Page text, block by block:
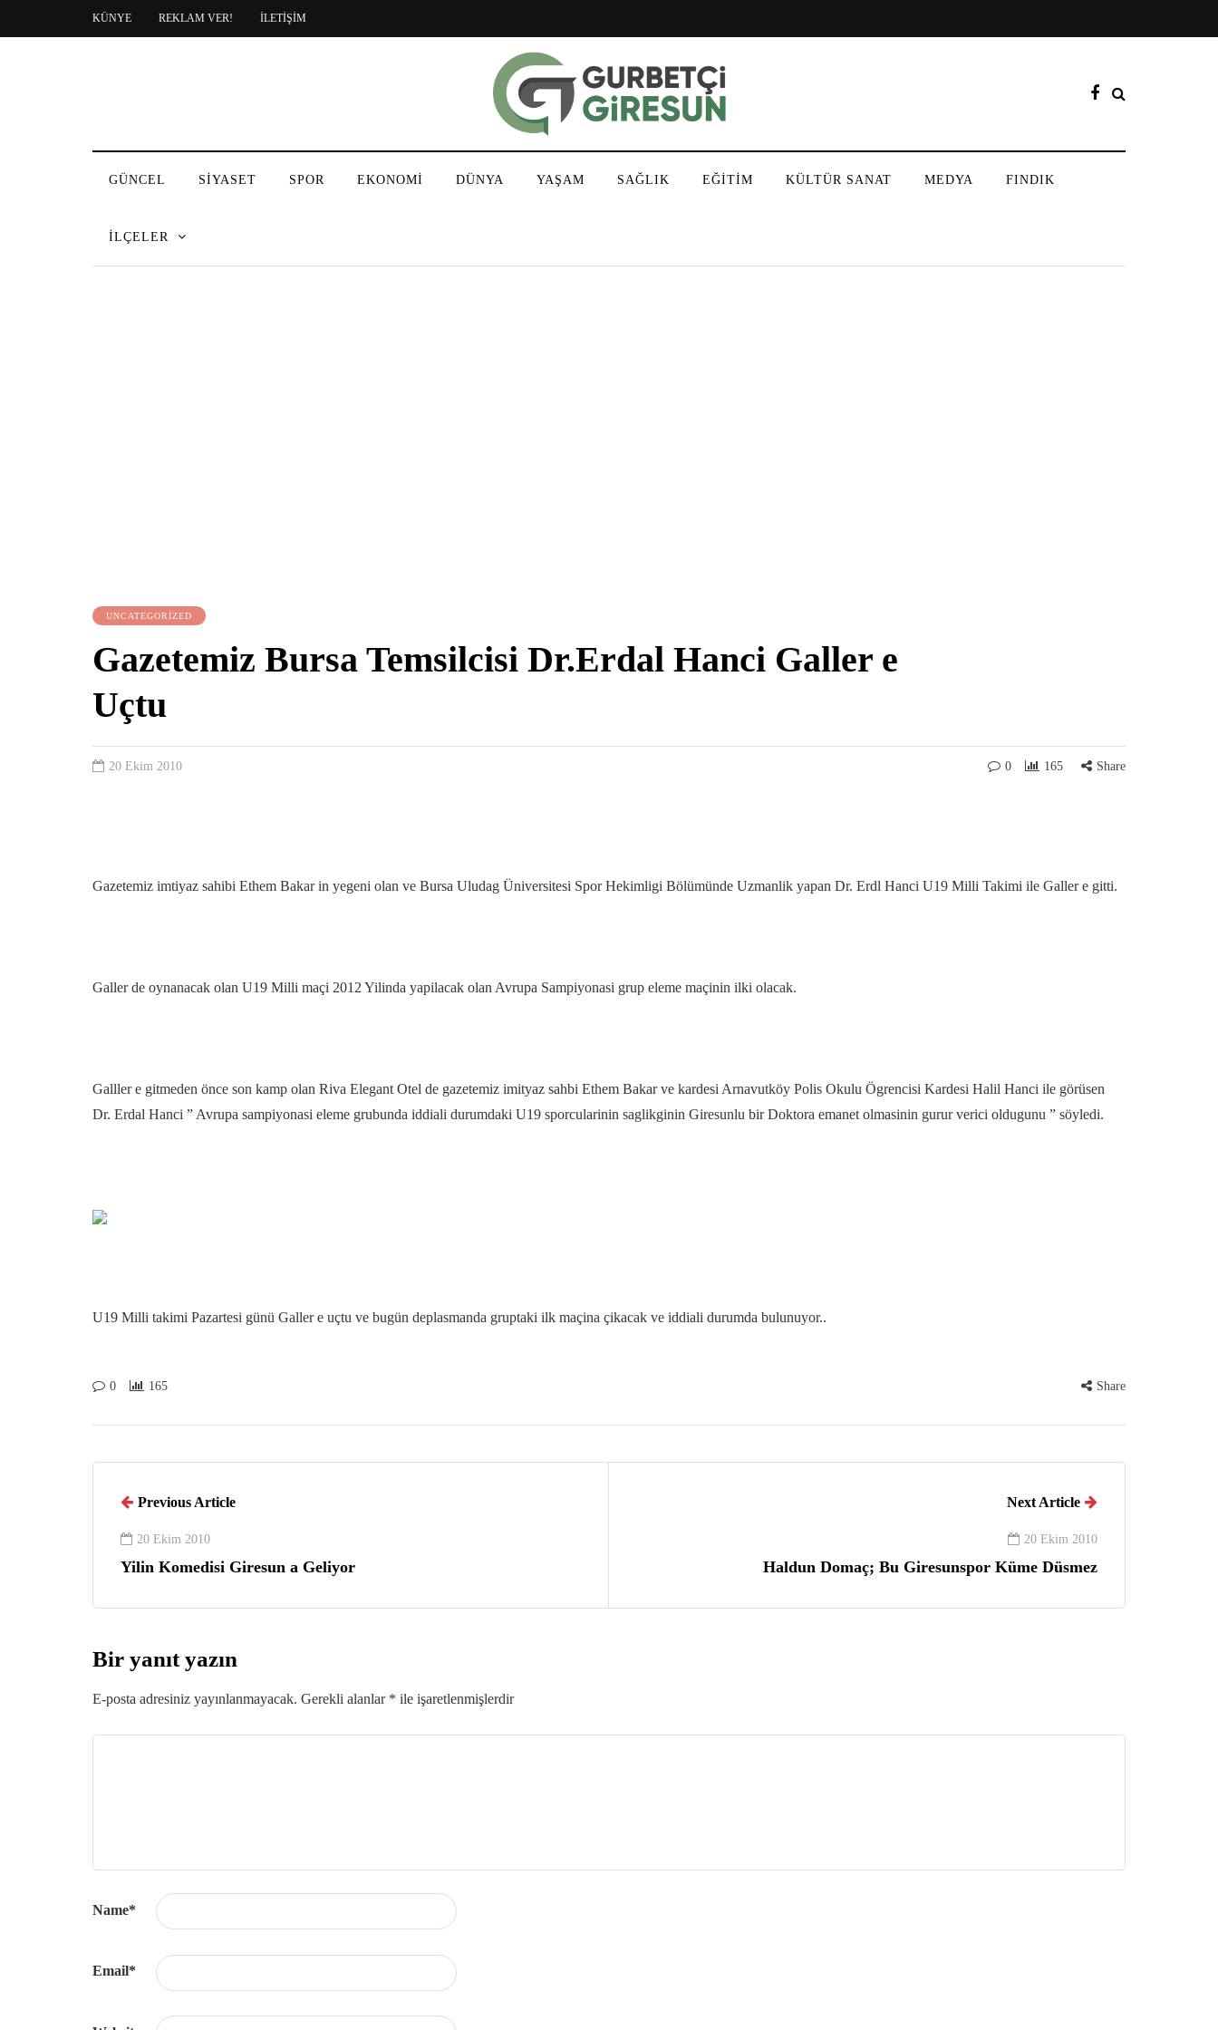
KÜNYE REKLAM VER! İLETİŞİM
GÜNCEL SİYASET SPOR EKONOMİ DÜNYA YAŞAM SAĞLIK EĞİTİM KÜLTÜR SANAT MEDYA FINDIK
İLÇELER
UNCATEGORIZED
Gazetemiz Bursa Temsilcisi Dr.Erdal Hanci Galler e
Uçtu
20 Ekim 2010 0 165 Share
Gazetemiz imtiyaz sahibi Ethem Bakar in yegeni olan ve Bursa Uludag Üniversitesi Spor Hekimligi Bölümünde Uzmanlik yapan Dr. Erdl Hanci U19 Milli Takimi ile Galler e gitti.
Galler de oynanacak olan U19 Milli maçi 2012 Yilinda yapilacak olan Avrupa Sampiyonasi grup eleme maçinin ilki olacak.
Galller e gitmeden önce son kamp olan Riva Elegant Otel de gazetemiz imityaz sahbi Ethem Bakar ve kardesi Arnavutköy Polis Okulu Ögrencisi Kardesi Halil Hanci ile görüsen
Dr. Erdal Hanci ” Avrupa sampiyonasi eleme grubunda iddiali durumdaki U19 sporcularinin saglikginin Giresunlu bir Doktora emanet olmasinin gurur verici oldugunu ” söyledi.
U19 Milli takimi Pazartesi günü Galler e uçtu ve bugün deplasmanda gruptaki ilk maçina çikacak ve iddiali durumda bulunuyor..
0 165 Share
Previous Article
20 Ekim 2010
Yilin Komedisi Giresun a Geliyor
Next Article
20 Ekim 2010
Haldun Domaç; Bu Giresunspor Küme Düsmez
Bir yanıt yazın
E-posta adresiniz yayınlanmayacak. Gerekli alanlar * ile işaretlenmişlerdir
Name*
Email*